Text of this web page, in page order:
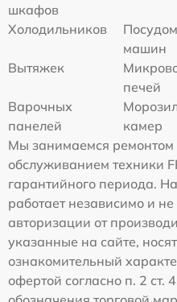
шкафов
Холодильников
машин
Вытяжек
печей
Варочных
панелей
камер
Мы занимаемся ремонтом
обслуживанием техники
гарантийного периода.
работает независимо и
авторизации от
указанные на сайте,
ознакомительный
офертой согласно п. 2